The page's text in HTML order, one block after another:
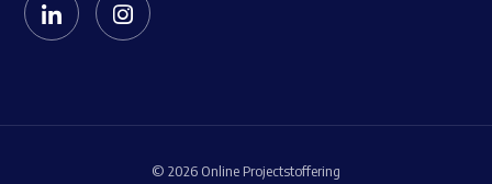
© 2026 Online Projectstoffering